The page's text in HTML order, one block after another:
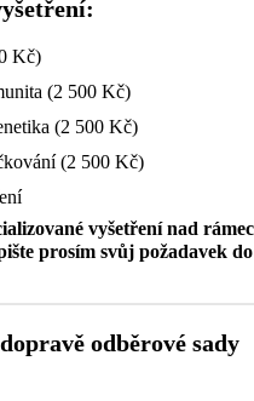
Kč)
(2 500 Kč)
(2 500 Kč)
(2 500 Kč)
vyšetření nad
prosím svůj požadavek
odběrové sady